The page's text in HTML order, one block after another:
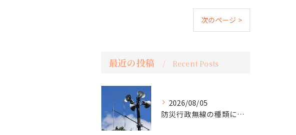
次のページ >
最近の投稿 Recent Posts
2026/08/05
防災行政無線の種類について